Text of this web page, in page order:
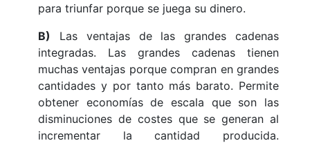
para triunfar porque se juega su dinero.
B) Las ventajas de las grandes cadenas
integradas. Las grandes cadenas tienen
muchas ventajas porque compran en grandes
cantidades y por tanto más barato. Permite
obtener economías de escala que son las
disminuciones de costes que se generan al
incrementar la cantidad producida.